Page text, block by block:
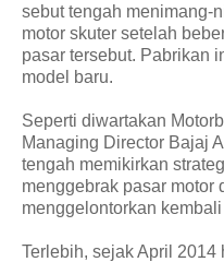
sebut tengah menimang-
motor skuter setelah
pasar tersebut. Pabrikan
model baru.
Seperti diwartakan
Managing Director Bajaj
tengah memikirkan
menggebrak pasar motor
menggelontorkan
Terlebih, sejak April